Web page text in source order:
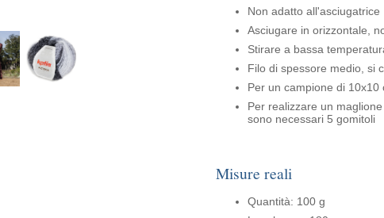
Non adatto all'asciugatrice
Asciugare in orizzontale,
Stirare a bassa
Filo di spessore medio, si
Per un campione di
Per realizzare un
sono necessari 5 gomitoli
Misure reali
Quantità: 100 g